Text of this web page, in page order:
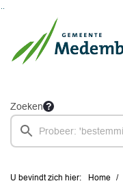
Zoeken
U bevindt zich hier: Home